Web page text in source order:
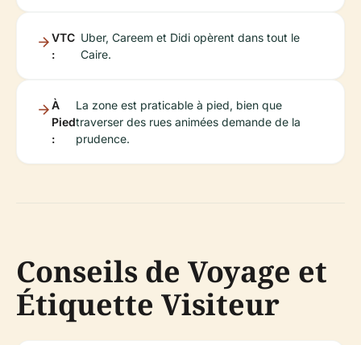
VTC
:
Uber, Careem et Didi opèrent dans tout le
Caire.
À
Pied
:
La zone est praticable à pied, bien que
traverser des rues animées demande de la
prudence.
Conseils de Voyage et
Étiquette Visiteur